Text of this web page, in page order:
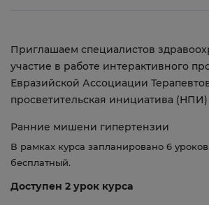
Приглашаем специалистов
участие в работе интерактивного
Евразийской Ассоциации
просветительская инициатива
Ранние мишени гипертензии
В рамках курса запланировано 6
бесплатный.
Доступен 2 урок курса